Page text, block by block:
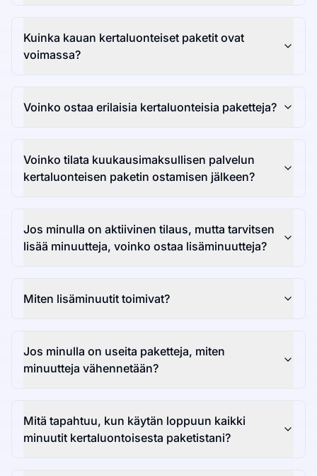
Kuinka kauan kertaluonteiset paketit ovat
voimassa?
Voinko ostaa erilaisia kertaluonteisia paketteja?
Voinko tilata kuukausimaksullisen palvelun
kertaluonteisen paketin ostamisen jälkeen?
Jos minulla on aktiivinen tilaus, mutta tarvitsen
lisää minuutteja, voinko ostaa lisäminuutteja?
Miten lisäminuutit toimivat?
Jos minulla on useita paketteja, miten
minuutteja vähennetään?
Mitä tapahtuu, kun käytän loppuun kaikki
minuutit kertaluontoisesta paketistani?